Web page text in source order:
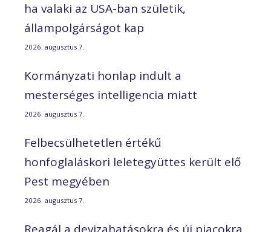
ha valaki az USA-ban születik,
állampolgárságot kap
2026. augusztus 7.
Kormányzati honlap indult a
mesterséges intelligencia miatt
2026. augusztus 7.
Felbecsülhetetlen értékű
honfoglaláskori leletegyüttes került elő
Pest megyében
2026. augusztus 7.